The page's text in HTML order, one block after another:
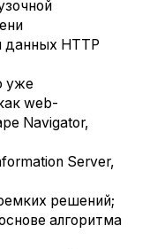
данных HTTP
уже
web-
Navigator,
Server,
решений;
алгоритма